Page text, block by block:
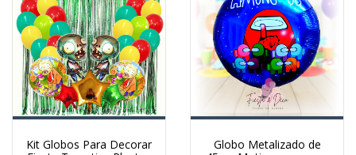
Kit Globos Para Decorar
Globo Metalizado de